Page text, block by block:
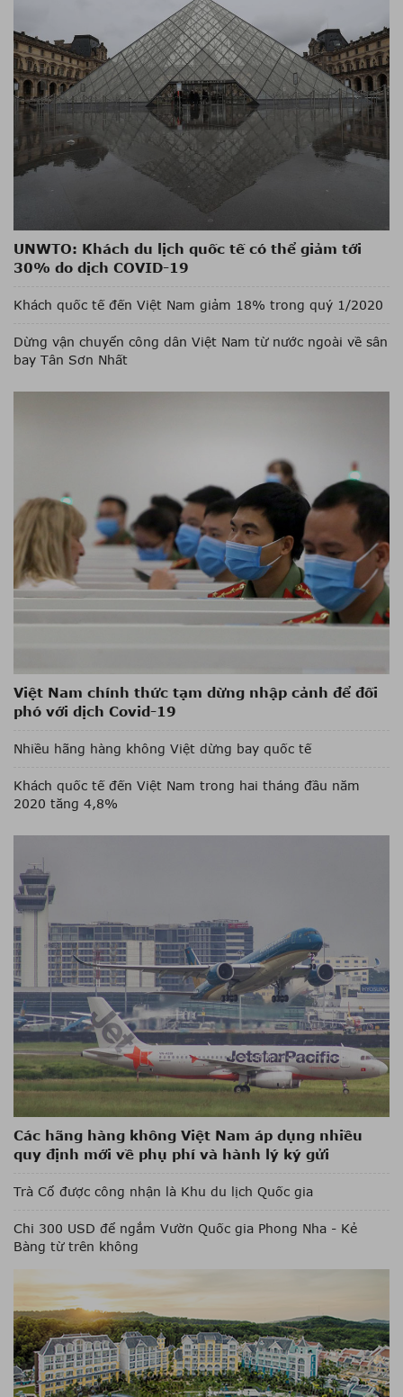
UNWTO: Khách du lịch quốc tế có thể giảm tới
30% do dịch COVID-19
Khách quốc tế đến Việt Nam giảm 18% trong quý 1/2020
Dừng vận chuyển công dân Việt Nam từ nước ngoài về sân
bay Tân Sơn Nhất
Việt Nam chính thức tạm dừng nhập cảnh để đối
phó với dịch Covid-19
Nhiều hãng hàng không Việt dừng bay quốc tế
Khách quốc tế đến Việt Nam trong hai tháng đầu năm
2020 tăng 4,8%
Các hãng hàng không Việt Nam áp dụng nhiều
quy định mới về phụ phí và hành lý ký gửi
Trà Cổ được công nhận là Khu du lịch Quốc gia
Chi 300 USD để ngắm Vườn Quốc gia Phong Nha - Kẻ
Bàng từ trên không